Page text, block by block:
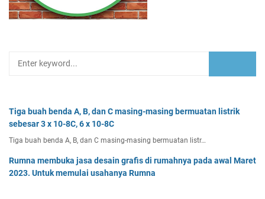
Tiga buah benda A, B, dan C masing-masing bermuatan listrik
sebesar 3 x 10-8C, 6 x 10-8C
Tiga buah benda A, B, dan C masing-masing bermuatan listr…
Rumna membuka jasa desain grafis di rumahnya pada awal Maret
2023. Untuk memulai usahanya Rumna